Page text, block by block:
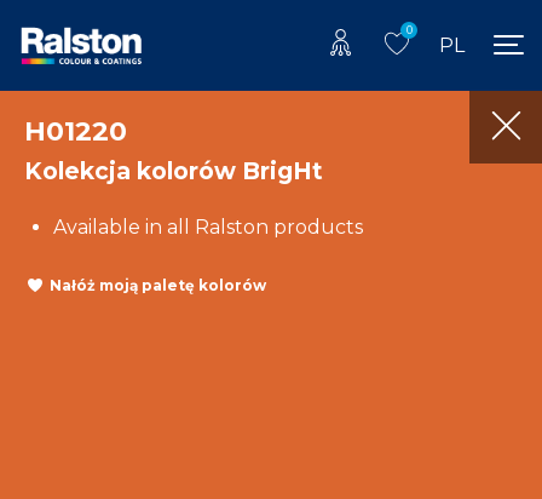
0
PL
H01220
Kolekcja kolorów BrigHt
Available in all Ralston products
Nałóż moją paletę kolorów